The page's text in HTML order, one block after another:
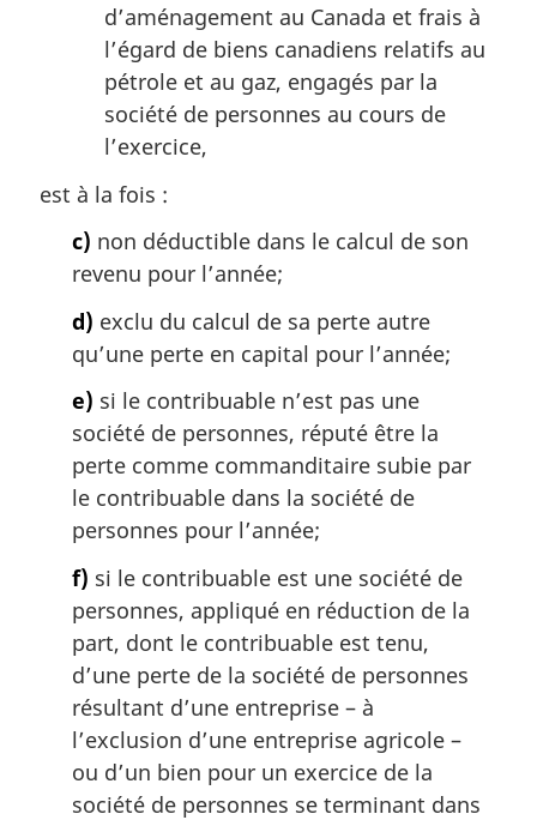
d’aménagement au Canada et frais à
l’égard de biens canadiens relatifs au
pétrole et au gaz, engagés par la
société de personnes au cours de
l’exercice,
est à la fois :
c) non déductible dans le calcul de son
revenu pour l’année;
d) exclu du calcul de sa perte autre
qu’une perte en capital pour l’année;
e) si le contribuable n’est pas une
société de personnes, réputé être la
perte comme commanditaire subie par
le contribuable dans la société de
personnes pour l’année;
f) si le contribuable est une société de
personnes, appliqué en réduction de la
part, dont le contribuable est tenu,
d’une perte de la société de personnes
résultant d’une entreprise – à
l’exclusion d’une entreprise agricole –
ou d’un bien pour un exercice de la
société de personnes se terminant dans